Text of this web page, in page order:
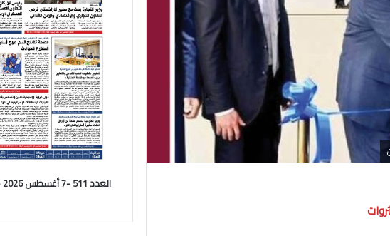
العدد 511 -7 أغسطس 2026 - السنة الثالثة